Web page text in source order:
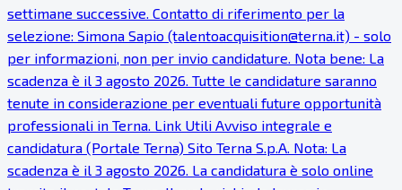
settimane successive. Contatto di riferimento per la
selezione: Simona Sapio (talentoacquisition@terna.it) - solo
per informazioni, non per invio candidature. Nota bene: La
scadenza è il 3 agosto 2026. Tutte le candidature saranno
tenute in considerazione per eventuali future opportunità
professionali in Terna. Link Utili Avviso integrale e
candidatura (Portale Terna) Sito Terna S.p.A. Nota: La
scadenza è il 3 agosto 2026. La candidatura è solo online